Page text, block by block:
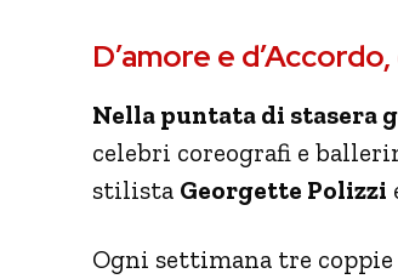
D’amore e
Nella puntata di stasera
celebri coreografi e
stilista Georgette Polizzi
Ogni settimana tre